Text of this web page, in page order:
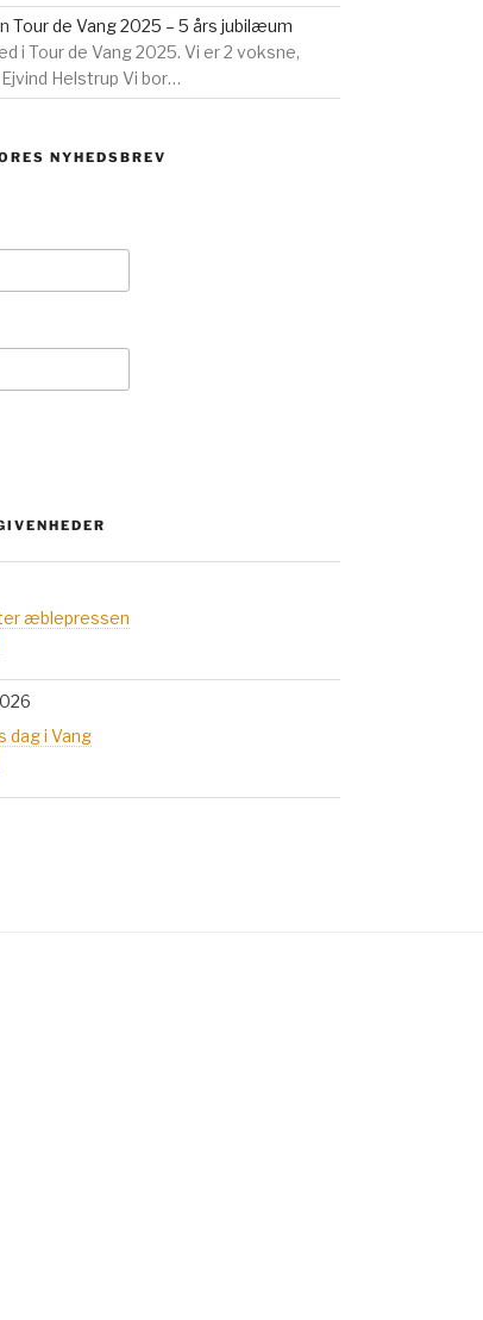
Tour de Vang 2025 – 5 års jubilæum
i Tour de Vang 2025. Vi er 2 voksne,
Helstrup Vi bor…
NYHEDSBREV
æblepressen
dag i Vang